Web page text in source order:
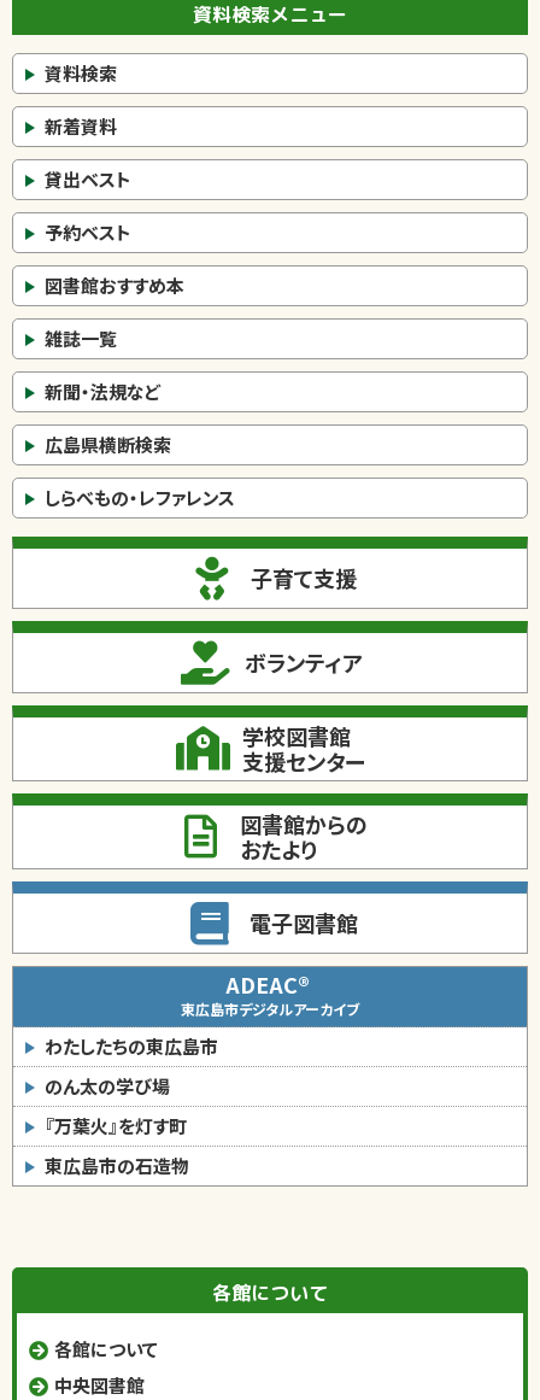
資料検索メニュー
資料検索
新着資料
貸出ベスト
予約ベスト
図書館おすすめ本
雑誌一覧
新聞・法規など
広島県横断検索
しらべもの・レファレンス
子育て支援
ボランティア
学校図書館
支援センター
図書館からの
おたより
電子図書館
ADEAC®
東広島市デジタルアーカイブ
わたしたちの東広島市
のん太の学び場
『万葉火』を灯す町
東広島市の石造物
各館について
各館について
中央図書館